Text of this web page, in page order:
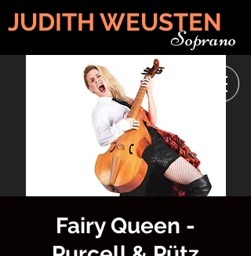
JUDITH WEUSTEN
Soprano
Fairy Queen -